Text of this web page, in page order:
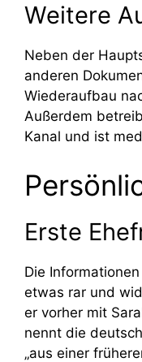
Weitere
Neben der
anderen
Wiederaufbau
Außerdem
Kanal und ist
Erste
Die
etwas rar und
er vorher mit
nennt die
„aus einer